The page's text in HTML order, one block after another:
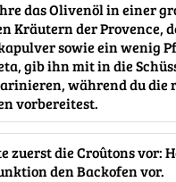
das Olivenöl in einer
Kräutern der Provence,
sowie ein wenig
gib ihn mit in die
während du die
vorbereitest.
zuerst die Croûtons vor:
den Backofen vor.